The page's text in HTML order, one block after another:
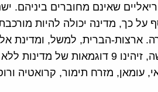
שאינם מחוברים ביניהם.
על כך, מדינה יכולה להיות
ארצות-הברית, למשל, ומדינת
מ-1,900 ק"מ של טריטוריה קנדית.[2] למעשה, זיהינו 9
עומאן, מזרח תימור, קרואטיה